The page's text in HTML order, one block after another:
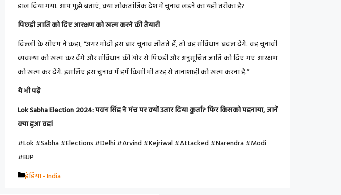
डाल दिया गया. आप मुझे बताएं, क्या लोकतांत्रिक देश में चुनाव लड़ने का यही तरीका है?
पिछड़ी जाति को दिए आरक्षण को खत्म करने की तैयारी
दिल्ली के सीएम ने कहा, “अगर मोदी इस बार चुनाव जीतते हैं, तो वह संविधान बदल देंगे. वह चुनावी
व्यवस्था को खत्म कर देंगे और संविधान की ओर से पिछड़ी और अनुसूचित जाति को दिए गए आरक्षण
को खत्म कर देंगे. इसलिए इस चुनाव में हमें किसी भी तरह से तानाशाही को खत्म करना है.”
ये भी पढ़ें
Lok Sabha Election 2024: पवन सिंह ने मंच पर क्यों उतार दिया कुर्ता? फिर किसको पहनाया, जानें
क्या हुआ वहां
#Lok #Sabha #Elections #Delhi #Arvind #Kejriwal #Attacked #Narendra #Modi
#BJP
C
इंडिया - India